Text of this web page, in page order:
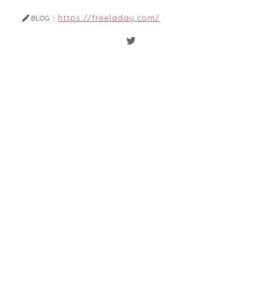
BLOG： https://freeladay.com/